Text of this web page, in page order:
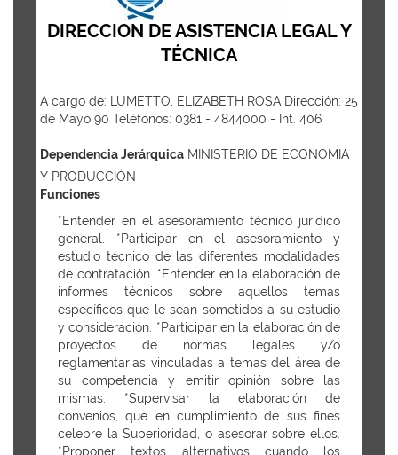
DIRECCION DE ASISTENCIA LEGAL Y
TÉCNICA
A cargo de: LUMETTO, ELIZABETH ROSA Dirección: 25
de Mayo 90 Teléfonos: 0381 - 4844000 - Int. 406
Dependencia Jerárquica MINISTERIO DE ECONOMIA
Y PRODUCCIÓN
Funciones
*Entender en el asesoramiento técnico jurídico
general. *Participar en el asesoramiento y
estudio técnico de las diferentes modalidades
de contratación. *Entender en la elaboración de
informes técnicos sobre aquellos temas
específicos que le sean sometidos a su estudio
y consideración. *Participar en la elaboración de
proyectos de normas legales y/o
reglamentarias vinculadas a temas del área de
su competencia y emitir opinión sobre las
mismas. *Supervisar la elaboración de
convenios, que en cumplimiento de sus fines
celebre la Superioridad, o asesorar sobre ellos.
*Proponer textos alternativos cuando los